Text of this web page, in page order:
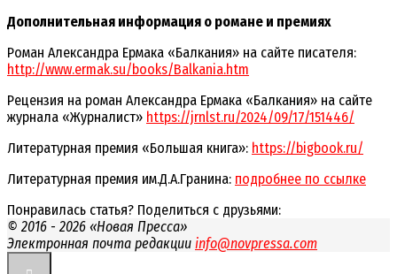
Дополнительная информация о романе и премиях
Роман Александра Ермака «Балкания» на сайте писателя:
http://www.ermak.su/books/Balkania.htm
Рецензия на роман Александра Ермака «Балкания» на сайте
журнала «Журналист» https://jrnlst.ru/2024/09/17/151446/
Литературная премия «Большая книга»: https://bigbook.ru/
Литературная премия им.Д.А.Гранина: подробнее по ссылке
Понравилась статья? Поделиться с друзьями:
© 2016 - 2026 «Новая Пресса»
Электронная почта редакции info@novpressa.com